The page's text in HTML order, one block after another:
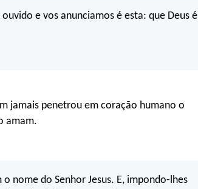
e vos anunciamos é esta: que Deus é
jamais penetrou em coração humano o
amam.
nome do Senhor Jesus. E, impondo-lhes